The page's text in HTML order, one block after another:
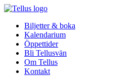
Biljetter & boka
Kalendarium
Öppettider
Bli Tellusvän
Om Tellus
Kontakt